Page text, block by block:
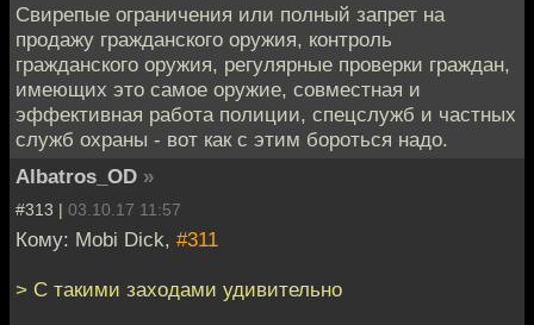
Свирепые ограничения или полный запрет на
продажу гражданского оружия, контроль
гражданского оружия, регулярные проверки граждан,
имеющих это самое оружие, совместная и
эффективная работа полиции, спецслужб и частных
служб охраны - вот как с этим бороться надо.
Albatros_OD »
#313 | 03.10.17 11:57
Кому: Mobi Dick, #311
> С такими заходами удивительно